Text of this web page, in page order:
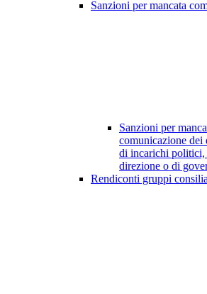
Sanzioni per mancata
Sanzioni per
comunicazione dei
di incarichi politici,
direzione o di
Rendiconti gruppi